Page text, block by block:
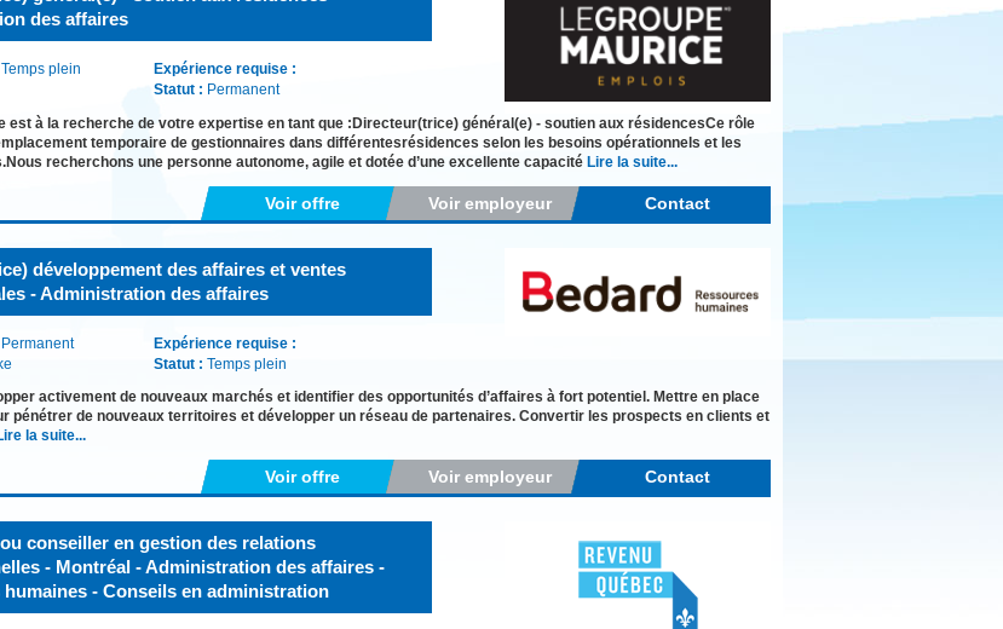
des affaires
Temps plein
Expérience requise :
Statut : Permanent
est à la recherche de votre expertise en tant que :Directeur(trice) général(e) - soutien aux résidencesCe rôle
temporaire de gestionnaires dans différentesrésidences selon les besoins opérationnels et les
recherchons une personne autonome, agile et dotée d’une excellente capacité Lire la suite...
Voir offre Voir employeur Contact
développement des affaires et ventes
- Administration des affaires
Permanent
Expérience requise :
Statut : Temps plein
activement de nouveaux marchés et identifier des opportunités d’affaires à fort potentiel. Mettre en place
pénétrer de nouveaux territoires et développer un réseau de partenaires. Convertir les prospects en clients et
la suite...
Voir offre Voir employeur Contact
conseiller en gestion des relations
- Montréal - Administration des affaires -
humaines - Conseils en administration